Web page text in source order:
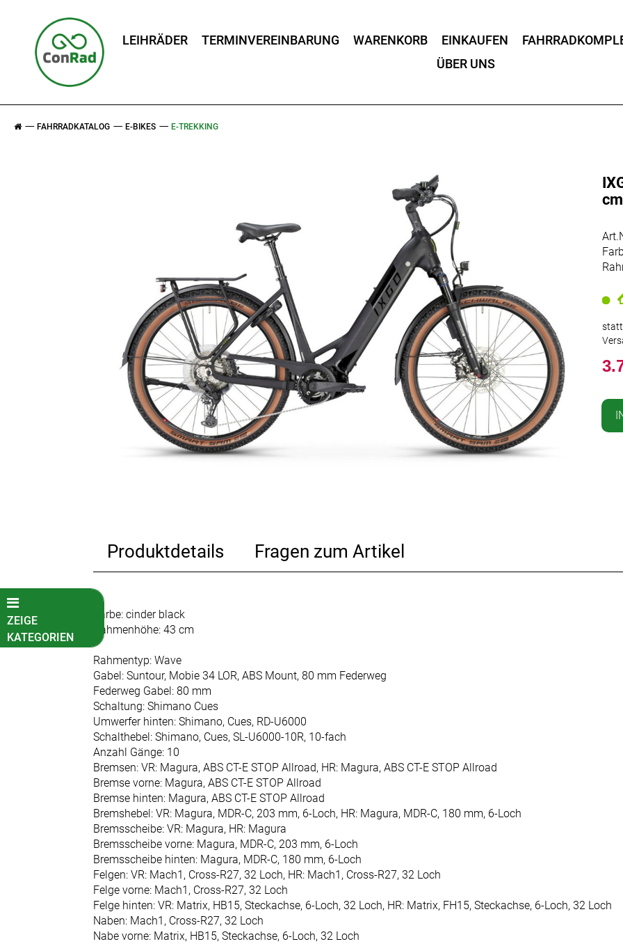
LEIHRÄDER TERMINVEREINBARUNG WARENKORB EINKAUFEN
ÜBER UNS
FAHRRADKATALOG E-BIKES E-TREKKING
ZEIGE
KATEGORIEN
Jugendfahrräder
cm
Produktdetails Fragen zum Artikel
Farbe: cinder black
Rahmenhöhe: 43 cm
Rahmentyp: Wave
Gabel: Suntour, Mobie 34 LOR, ABS Mount, 80 mm Federweg
Federweg Gabel: 80 mm
Schaltung: Shimano Cues
Umwerfer hinten: Shimano, Cues, RD-U6000
Schalthebel: Shimano, Cues, SL-U6000-10R, 10-fach
Anzahl Gänge: 10
Bremsen: VR: Magura, ABS CT-E STOP Allroad, HR: Magura, ABS CT-E STOP Allroad
Bremse vorne: Magura, ABS CT-E STOP Allroad
Bremse hinten: Magura, ABS CT-E STOP Allroad
Bremshebel: VR: Magura, MDR-C, 203 mm, 6-Loch, HR: Magura, MDR-C, 180 mm, 6-Loch
Bremsscheibe: VR: Magura, HR: Magura
Bremsscheibe vorne: Magura, MDR-C, 203 mm, 6-Loch
Bremsscheibe hinten: Magura, MDR-C, 180 mm, 6-Loch
Felgen: VR: Mach1, Cross-R27, 32 Loch, HR: Mach1, Cross-R27, 32 Loch
Felge vorne: Mach1, Cross-R27, 32 Loch
Felge hinten: VR: Matrix, HB15, Steckachse, 6-Loch, 32 Loch, HR: Matrix, FH15, Steckachse, 6-Loch, 32 Loch
Naben: Mach1, Cross-R27, 32 Loch
Nabe vorne: Matrix, HB15, Steckachse, 6-Loch, 32 Loch